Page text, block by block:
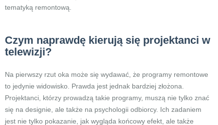
tematyką remontową.
Czym naprawdę kierują się projektanci w
telewizji?
Na pierwszy rzut oka może się wydawać, że programy remontowe
to jedynie widowisko. Prawda jest jednak bardziej złożona.
Projektanci, którzy prowadzą takie programy, muszą nie tylko znać
się na designie, ale także na psychologii odbiorcy. Ich zadaniem
jest nie tylko pokazanie, jak wygląda końcowy efekt, ale także